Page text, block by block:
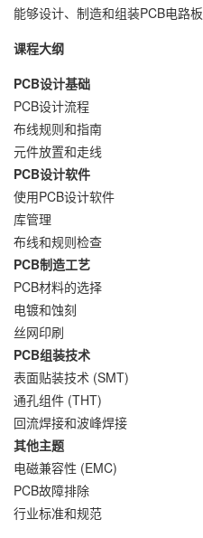
能够设计、制造和组装PCB电路板
课程大纲
PCB设计基础
PCB设计流程
布线规则和指南
元件放置和走线
PCB设计软件
使用PCB设计软件
库管理
布线和规则检查
PCB制造工艺
PCB材料的选择
电镀和蚀刻
丝网印刷
PCB组装技术
表面贴装技术 (SMT)
通孔组件 (THT)
回流焊接和波峰焊接
其他主题
电磁兼容性 (EMC)
PCB故障排除
行业标准和规范